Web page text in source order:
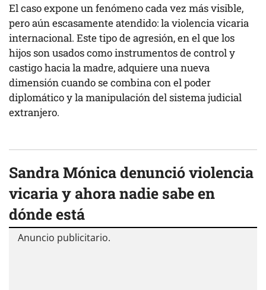
El caso expone un fenómeno cada vez más visible,
pero aún escasamente atendido: la violencia vicaria
internacional. Este tipo de agresión, en el que los
hijos son usados como instrumentos de control y
castigo hacia la madre, adquiere una nueva
dimensión cuando se combina con el poder
diplomático y la manipulación del sistema judicial
extranjero.
Sandra Mónica denunció violencia
vicaria y ahora nadie sabe en
dónde está